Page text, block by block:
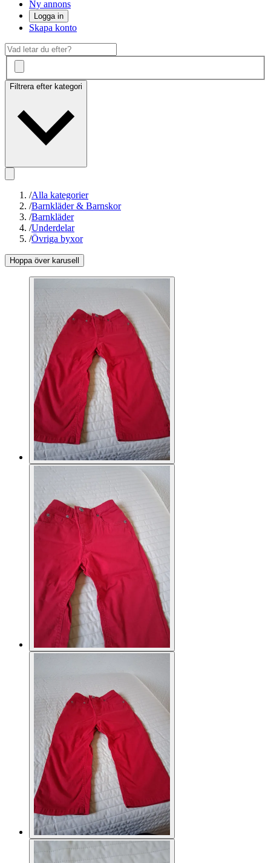
Ny annons
Logga in
Skapa konto
Filtrera efter kategori
/Alla kategorier
/Barnkläder & Barnskor
/Barnkläder
/Underdelar
/Övriga byxor
Hoppa över karusell